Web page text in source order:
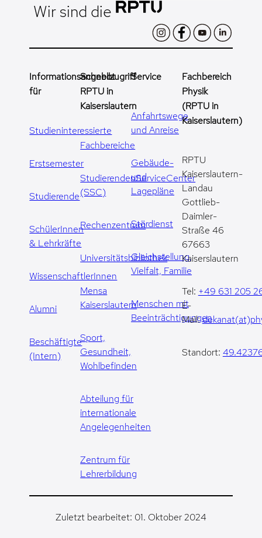
Wir sind die
Informationsangebot
für
Studieninteressierte
Erstsemester
Studierende
SchülerInnen
& Lehrkräfte
WissenschaftlerInnen
Alumni
Beschäftigte
(Intern)
Schnellzugriff
RPTU in
Kaiserslautern
Fachbereiche
StudierendenServiceCenter
(SSC)
Rechenzentrum
Universitätsbibliothek
Mensa
Kaiserslautern
Sport,
Gesundheit,
Wohlbefinden
Abteilung für
internationale
Angelegenheiten
Zentrum für
Lehrerbildung
Service
Anfahrtswege
und Anreise
Gebäude-
und
Lagepläne
Stördienst
Gleichstellung,
Vielfalt, Familie
Menschen mit
Beeinträchtigungen
Fachbereich
Physik
(RPTU in
Kaiserslautern)
RPTU
Kaiserslautern-
Landau
Gottlieb-
Daimler-
Straße 46
67663
Kaiserslautern
Tel: +49 631 205
E-
Mail:
Standort:
Zuletzt bearbeitet: 01. Oktober 2024